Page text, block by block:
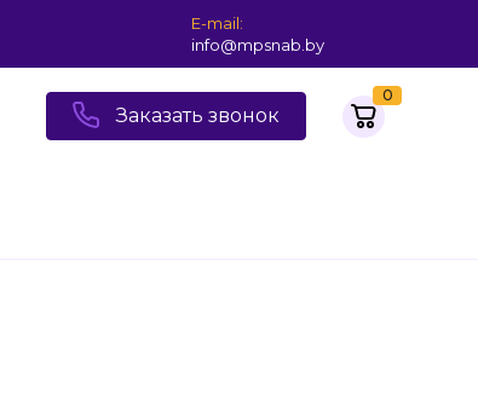
E-mail:
info@mpsnab.by
Заказать звонок
0